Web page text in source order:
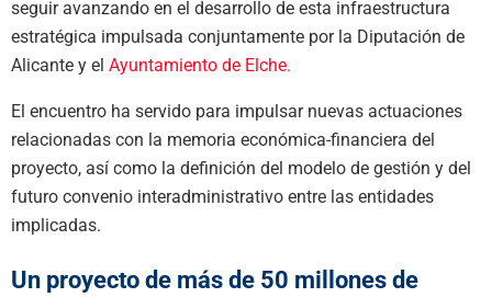
seguir avanzando en el desarrollo de esta infraestructura
estratégica impulsada conjuntamente por la Diputación de
Alicante y el Ayuntamiento de Elche.
El encuentro ha servido para impulsar nuevas actuaciones
relacionadas con la memoria económica-financiera del
proyecto, así como la definición del modelo de gestión y del
futuro convenio interadministrativo entre las entidades
implicadas.
Un proyecto de más de 50 millones de